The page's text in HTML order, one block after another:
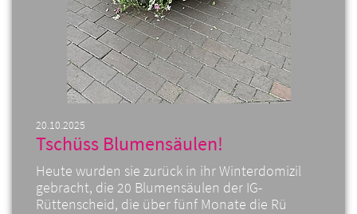
20.10.2025
Tschüss Blumensäulen!
Heute wurden sie zurück in ihr Winterdomizil
gebracht, die 20 Blumensäulen der IG-
Rüttenscheid, die über fünf Monate die Rü